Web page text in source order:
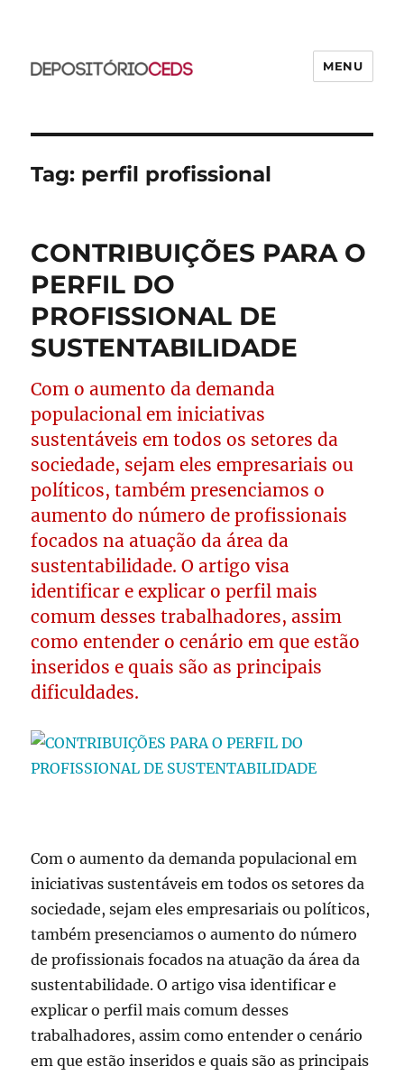
MENU
Tag: perfil profissional
CONTRIBUIÇÕES PARA O
PERFIL DO
PROFISSIONAL DE
SUSTENTABILIDADE
Com o aumento da demanda
populacional em iniciativas
sustentáveis em todos os setores da
sociedade, sejam eles empresariais ou
políticos, também presenciamos o
aumento do número de profissionais
focados na atuação da área da
sustentabilidade. O artigo visa
identificar e explicar o perfil mais
comum desses trabalhadores, assim
como entender o cenário em que estão
inseridos e quais são as principais
dificuldades.
Com o aumento da demanda populacional em
iniciativas sustentáveis em todos os setores da
sociedade, sejam eles empresariais ou políticos,
também presenciamos o aumento do número
de profissionais focados na atuação da área da
sustentabilidade. O artigo visa identificar e
explicar o perfil mais comum desses
trabalhadores, assim como entender o cenário
em que estão inseridos e quais são as principais